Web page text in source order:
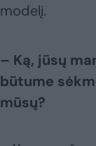
modelį.
– Ką, jūsų
būtume
mūsų?